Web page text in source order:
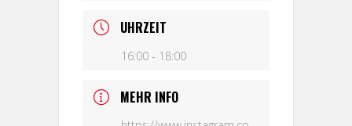
UHRZEIT
16:00 - 18:00
MEHR INFO